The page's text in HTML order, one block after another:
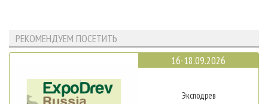
РЕКОМЕНДУЕМ ПОСЕТИТЬ
16-18.09.2026
Эксподрев